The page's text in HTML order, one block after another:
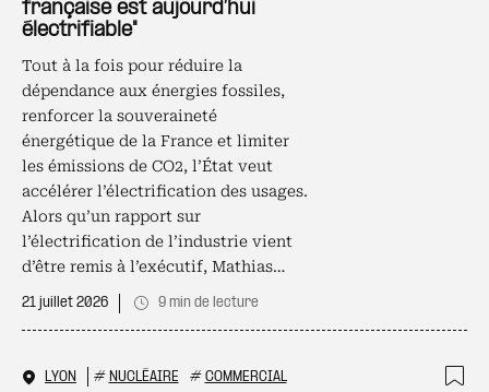
française est aujourd’hui
électrifiable"
Tout à la fois pour réduire la
dépendance aux énergies fossiles,
renforcer la souveraineté
énergétique de la France et limiter
les émissions de CO2, l’État veut
accélérer l’électrification des usages.
Alors qu’un rapport sur
l’électrification de l’industrie vient
d’être remis à l’exécutif, Mathias…
21 juillet 2026 9 min de lecture
LYON # NUCLÉAIRE # COMMERCIAL